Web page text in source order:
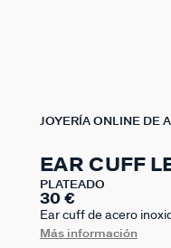
JOYERÍA ONLINE DE
EAR CUFF
PLATEADO
30 €
Ear cuff de acero
necesidad de
Más información